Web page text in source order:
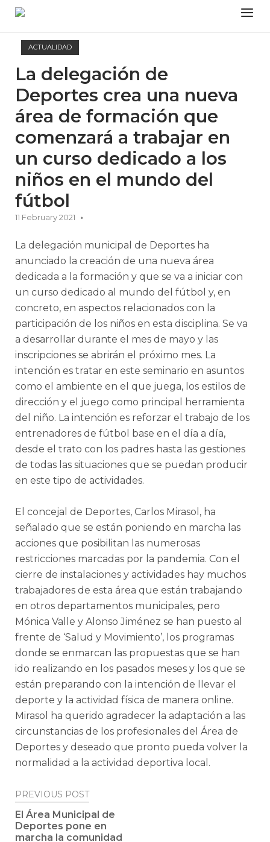
Skip
content
Menu
ACTUALIDAD
La delegación de
Deportes crea una nueva
área de formación que
comenzará a trabajar en
un curso dedicado a los
niños en el mundo del
fútbol
11 February 2021
La delegación municipal de Deportes ha
anunciado la creación de una nueva área
dedicada a la formación y que se va a iniciar con
un curso dedicado al mundo del fútbol y, en
concreto, en aspectos relacionados con la
participación de los niños en esta disciplina. Se va
a desarrollar durante el mes de mayo y las
inscripciones se abrirán el próximo mes. La
intención es tratar en este seminario en asuntos
como el ambiente en el que juega, los estilos de
dirección y el juego como principal herramienta
del niño. La intención es reforzar el trabajo de los
entrenadores de fútbol base en el día a día,
desde el trato con los padres hasta las gestiones
de todas las situaciones que se puedan producir
en este tipo de actividades.
El concejal de Deportes, Carlos Mirasol, ha
señalado que se están poniendo en marcha las
acciones que posibilitan las numerosas
restricciones marcadas por la pandemia. Con el
cierre de instalaciones y actividades hay muchos
trabajadores de esta área que están trabajando
en otros departamentos municipales, pero
Mónica Valle y Alonso Jiménez se han puesto al
frente de ‘Salud y Movimiento’, los programas
donde se enmarcan las propuestas que se han
ido realizando en los pasados meses y los que se
están preparando con la intención de llevar el
deporte y la actividad física de manera online.
Mirasol ha querido agradecer la adaptación a las
circunstancias de los profesionales del Área de
Deportes y deseado que pronto pueda volver la
normalidad a la actividad deportiva local.
Post
navigation
PREVIOUS POST
El Área Municipal de
Deportes pone en
marcha la comunidad